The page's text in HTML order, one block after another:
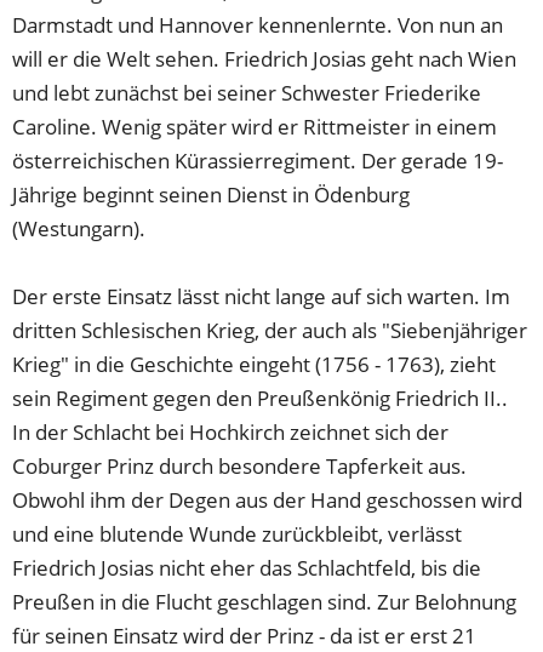
Darmstadt und Hannover kennenlernte. Von nun an
will er die Welt sehen. Friedrich Josias geht nach Wien
und lebt zunächst bei seiner Schwester Friederike
Caroline. Wenig später wird er Rittmeister in einem
österreichischen Kürassierregiment. Der gerade 19-
Jährige beginnt seinen Dienst in Ödenburg
(Westungarn).
Der erste Einsatz lässt nicht lange auf sich warten. Im
dritten Schlesischen Krieg, der auch als "Siebenjähriger
Krieg" in die Geschichte eingeht (1756 - 1763), zieht
sein Regiment gegen den Preußenkönig Friedrich II..
In der Schlacht bei Hochkirch zeichnet sich der
Coburger Prinz durch besondere Tapferkeit aus.
Obwohl ihm der Degen aus der Hand geschossen wird
und eine blutende Wunde zurückbleibt, verlässt
Friedrich Josias nicht eher das Schlachtfeld, bis die
Preußen in die Flucht geschlagen sind. Zur Belohnung
für seinen Einsatz wird der Prinz - da ist er erst 21